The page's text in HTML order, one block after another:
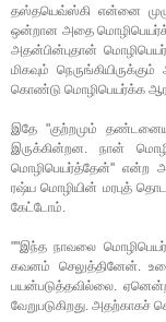
தஸ்தயெவ்ஸ்கி என்னை
ஒன்றான அதை
அதன்பின்புதான்
மிகவும்
கொண்டு மொழிபெயர்க்க
இதே "குற்றமும்
இருக்கின்றன. நான்
மொழிபெயர்த்தேன்'' என்ற
ரஷ்ய மொழியின் மரபுத்
கேட்டோம்.
""இந்த நாவலை
கவனம் செலுத்தினேன்.
பயன்படுத்தவில்லை.
வேறுபடுகிறது. அதற்காகச்